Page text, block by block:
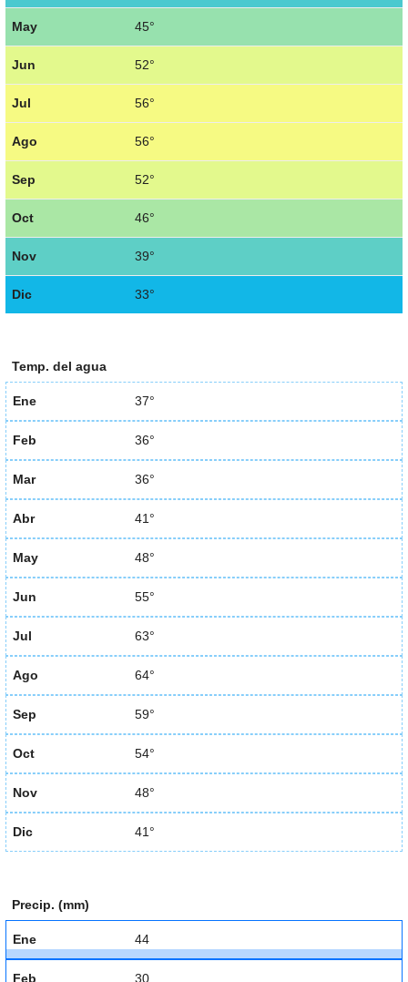
May 45°
Jun 52°
Jul 56°
Ago 56°
Sep 52°
Oct 46°
Nov 39°
Dic 33°
Temp. del agua
Ene 37°
Feb 36°
Mar 36°
Abr 41°
May 48°
Jun 55°
Jul 63°
Ago 64°
Sep 59°
Oct 54°
Nov 48°
Dic 41°
Precip. (mm)
Ene 44
Feb 30